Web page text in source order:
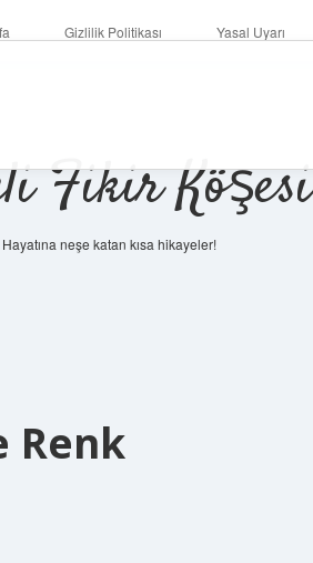
Gizlilik Politikası Yasal Uyarı
Fikir Köşesi
Hayatına neşe katan kısa hikayeler!
Renk